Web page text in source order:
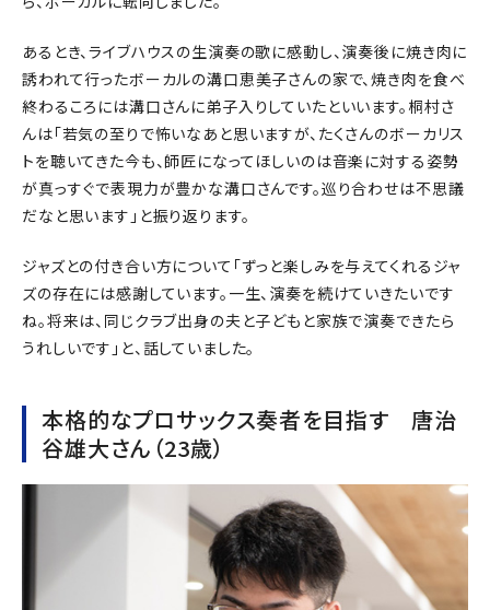
あるとき、ライブハウスの生演奏の歌に感動し、演奏後に焼き肉に
誘われて行ったボーカルの溝口恵美子さんの家で、焼き肉を食べ
終わるころには溝口さんに弟子入りしていたといいます。桐村さ
んは「若気の至りで怖いなあと思いますが、たくさんのボーカリス
トを聴いてきた今も、師匠になってほしいのは音楽に対する姿勢
が真っすぐで表現力が豊かな溝口さんです。巡り合わせは不思議
だなと思います」と振り返ります。
ジャズとの付き合い方について「ずっと楽しみを与えてくれるジャ
ズの存在には感謝しています。一生、演奏を続けていきたいです
ね。将来は、同じクラブ出身の夫と子どもと家族で演奏できたら
うれしいです」と、話していました。
本格的なプロサックス奏者を目指す 唐治
谷雄大さん（23歳）